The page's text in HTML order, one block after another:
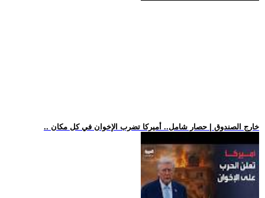
.. خارج الصندوق | حصار شامل.. أميركا تضرب الإخوان في كل مكان